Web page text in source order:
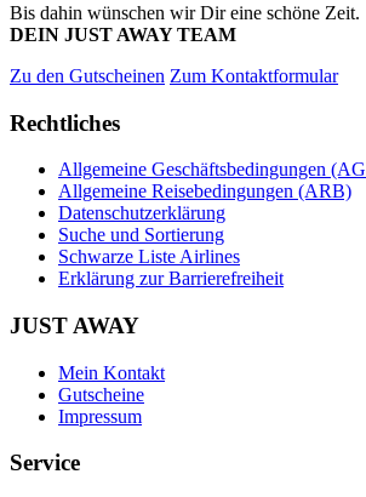
Bis dahin wünschen wir Dir eine schöne Zeit.
DEIN JUST AWAY TEAM
Zu den Gutscheinen Zum Kontaktformular
Rechtliches
Allgemeine Geschäftsbedingungen
Allgemeine Reisebedingungen (ARB)
Datenschutzerklärung
Suche und Sortierung
Schwarze Liste Airlines
Erklärung zur Barrierefreiheit
JUST AWAY
Mein Kontakt
Gutscheine
Impressum
Service